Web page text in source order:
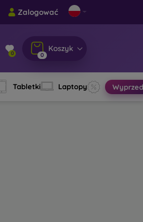
Zalogować
0 0
Koszyk
Tabletki Laptopy